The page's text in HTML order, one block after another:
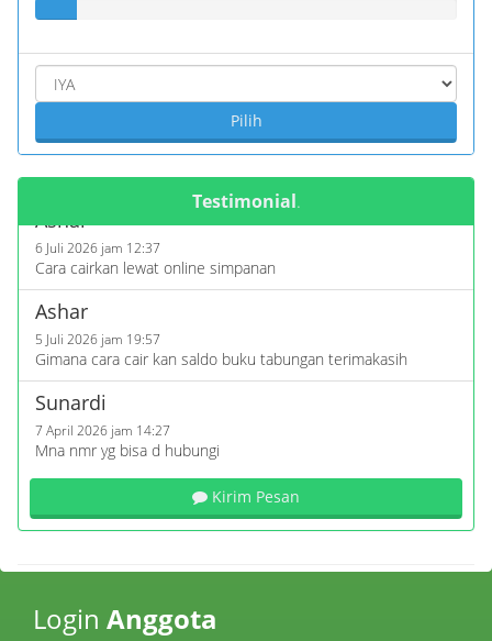
Pilih
Testimonial.
Cara cairkan lewat online simpanan
Ashar
Gimana cara cair kan saldo buku tabungan terimakasih
Sunardi
Mna nmr yg bisa d hubungi
Azizah
26 Maret 2026 jam 09:40
Apakah bisa mengajukan pinjaman koperasi?
Mira
Selamat mlm izin bertanya,saya pernah gabung jadi anggota
Kirim Pesan
Login Anggota